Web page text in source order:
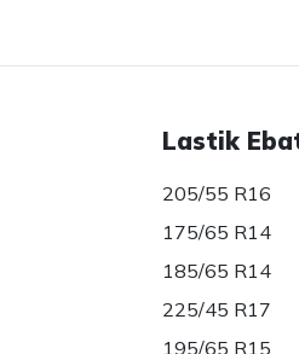
Lastik
205/55 R16
175/65 R14
185/65 R14
225/45 R17
195/65 R15